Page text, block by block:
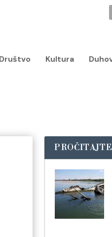
Kultura